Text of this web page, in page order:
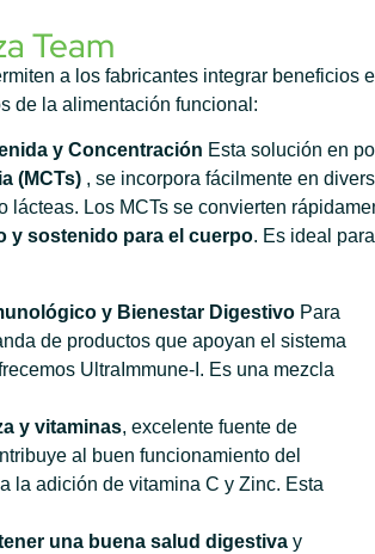
Team
a los fabricantes integrar
de la alimentación funcional:
y Concentración Esta solución en
(MCTs) , se incorpora fácilmente en
lácteas. Los MCTs se convierten
y sostenido para el cuerpo. Es ideal
y Bienestar Digestivo Para
de productos que apoyan el sistema
UltraImmune-I. Es una mezcla
y vitaminas, excelente fuente de
al buen funcionamiento del
la adición de vitamina C y Zinc. Esta
una buena salud digestiva y